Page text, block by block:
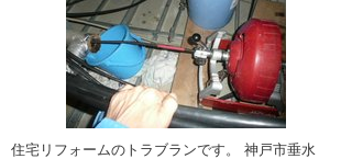
住宅リフォームのトラブランです。 神戸市垂水